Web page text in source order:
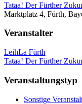
Tataa! Der Fürther
Marktplatz 4, Fürth,
Veranstalter
LeihLa Fürth
Tataa! Der Fürther
Veranstaltungstyp
Sonstige